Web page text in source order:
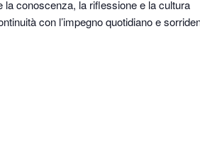
conoscenza, la riflessione e la cultura
con l’impegno quotidiano e